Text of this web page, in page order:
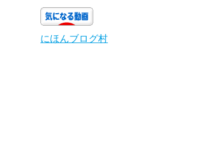
にほんブログ村